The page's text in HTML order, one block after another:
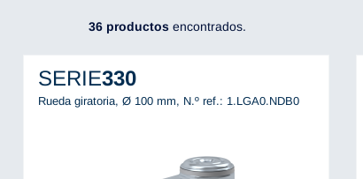
36 productos encontrados.
SERIE330
Rueda giratoria, Ø 100 mm, N.º ref.: 1.LGA0.NDB0